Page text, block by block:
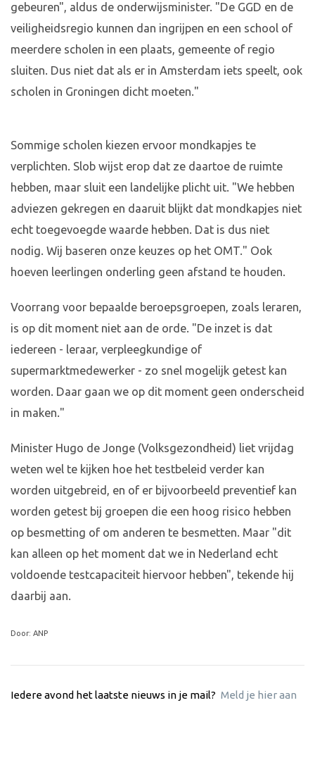
gebeuren", aldus de onderwijsminister. "De GGD en de
veiligheidsregio kunnen dan ingrijpen en een school of
meerdere scholen in een plaats, gemeente of regio
sluiten. Dus niet dat als er in Amsterdam iets speelt, ook
scholen in Groningen dicht moeten."
Sommige scholen kiezen ervoor mondkapjes te
verplichten. Slob wijst erop dat ze daartoe de ruimte
hebben, maar sluit een landelijke plicht uit. "We hebben
adviezen gekregen en daaruit blijkt dat mondkapjes niet
echt toegevoegde waarde hebben. Dat is dus niet
nodig. Wij baseren onze keuzes op het OMT." Ook
hoeven leerlingen onderling geen afstand te houden.
Voorrang voor bepaalde beroepsgroepen, zoals leraren,
is op dit moment niet aan de orde. "De inzet is dat
iedereen - leraar, verpleegkundige of
supermarktmedewerker - zo snel mogelijk getest kan
worden. Daar gaan we op dit moment geen onderscheid
in maken."
Minister Hugo de Jonge (Volksgezondheid) liet vrijdag
weten wel te kijken hoe het testbeleid verder kan
worden uitgebreid, en of er bijvoorbeeld preventief kan
worden getest bij groepen die een hoog risico hebben
op besmetting of om anderen te besmetten. Maar "dit
kan alleen op het moment dat we in Nederland echt
voldoende testcapaciteit hiervoor hebben", tekende hij
daarbij aan.
Door: ANP
Iedere avond het laatste nieuws in je mail? Meld je hier aan